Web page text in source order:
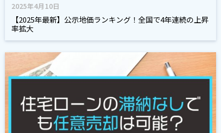
2025年4月10日
【2025年最新】公示地価ランキング！全国で4年連続の上昇
率拡大